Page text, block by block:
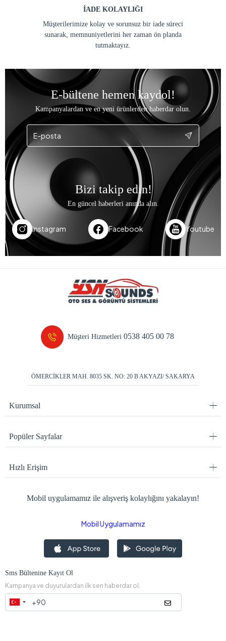
İADE KOLAYLIĞI
Müşterilerimize kolay ve sorunsuz bir iade süreci
sunarak, memnuniyetlerini her zaman ön planda
tutmaktayız.
E-bültene hemen kaydol!
Kampanyalardan ve en yeni ürünlerden haberdar olun.
Bizi takip edin!
En güncel haberleri anında alın.
Instagram Facebook Youtube
Müşteri Hizmetleri0538 405 00 78
ÖMERCİKLER MAH. 8035 SK. NO: 20 B AKYAZI/ SAKARYA
Kurumsal
Popüler Sayfalar
Hızlı Erişim
Mobil uygulamamız ile alışveriş kolaylığını yakalayın!
Mobil Uygulamamız
Sms Bültenine Kayıt Ol
Kampanya ve duyurulardan ilk sen haberdar ol.